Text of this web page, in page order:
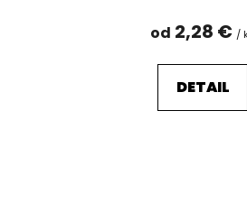
od 2,28 € /
DETAIL